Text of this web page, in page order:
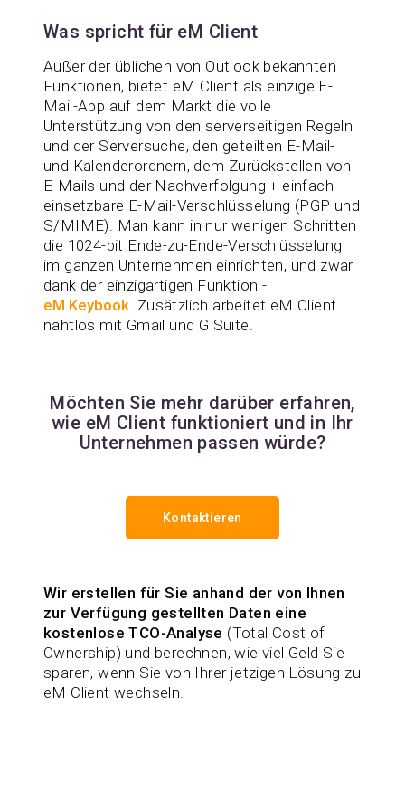
Was spricht für eM Client
Außer der üblichen von Outlook bekannten
Funktionen, bietet eM Client als einzige E-
Mail-App auf dem Markt die volle
Unterstützung von den serverseitigen Regeln
und der Serversuche, den geteilten E-Mail-
und Kalenderordnern, dem Zurückstellen von
E-Mails und der Nachverfolgung + einfach
einsetzbare E-Mail-Verschlüsselung (PGP und
S/MIME). Man kann in nur wenigen Schritten
die 1024-bit Ende-zu-Ende-Verschlüsselung
im ganzen Unternehmen einrichten, und zwar
dank der einzigartigen Funktion -
eM Keybook. Zusätzlich arbeitet eM Client
nahtlos mit Gmail und G Suite.
Möchten Sie mehr darüber erfahren,
wie eM Client funktioniert und in Ihr
Unternehmen passen würde?
Kontaktieren
Wir erstellen für Sie anhand der von Ihnen
zur Verfügung gestellten Daten eine
kostenlose TCO-Analyse (Total Cost of
Ownership) und berechnen, wie viel Geld Sie
sparen, wenn Sie von Ihrer jetzigen Lösung zu
eM Client wechseln.